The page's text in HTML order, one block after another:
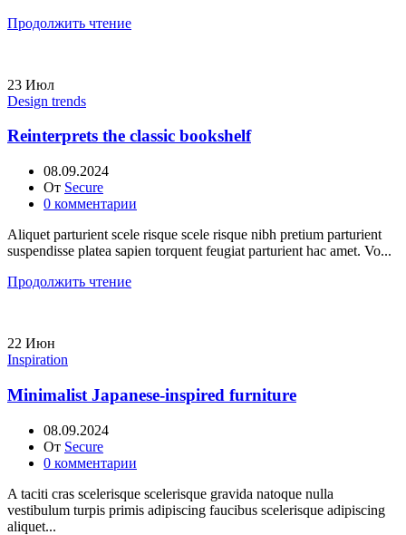
Продолжить чтение
23 Июл
Design trends
Reinterprets the classic bookshelf
08.09.2024
От Secure
0 комментарии
Aliquet parturient scele risque scele risque nibh pretium parturient
suspendisse platea sapien torquent feugiat parturient hac amet. Vo...
Продолжить чтение
22 Июн
Inspiration
Minimalist Japanese-inspired furniture
08.09.2024
От Secure
0 комментарии
A taciti cras scelerisque scelerisque gravida natoque nulla
vestibulum turpis primis adipiscing faucibus scelerisque adipiscing
aliquet...